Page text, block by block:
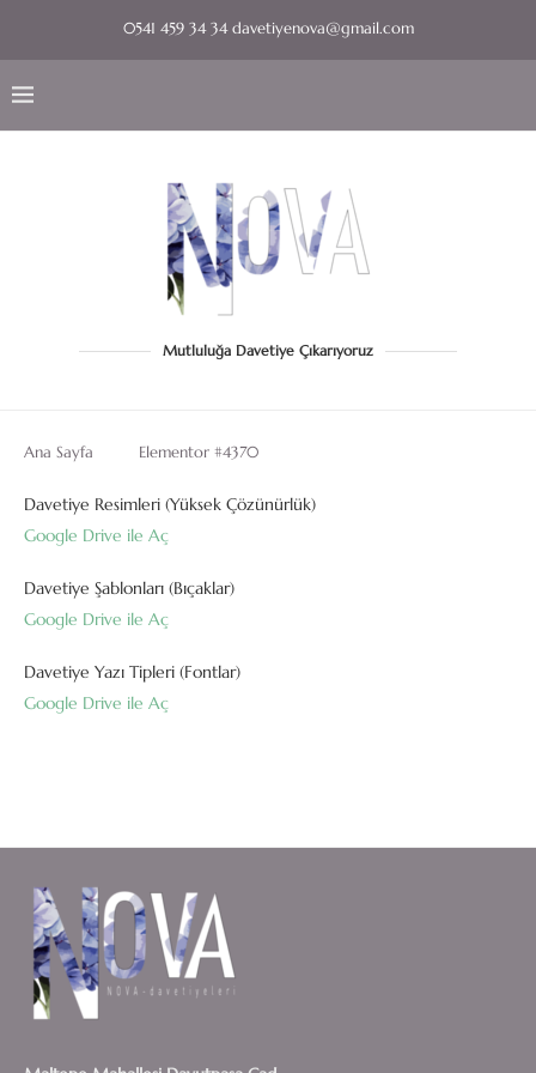
0541 459 34 34 davetiyenova@gmail.com
Mutluluğa Davetiye Çıkarıyoruz
Ana Sayfa Elementor #4370
Davetiye Resimleri (Yüksek Çözünürlük)
Google Drive ile Aç
Davetiye Şablonları (Bıçaklar)
Google Drive ile Aç
Davetiye Yazı Tipleri (Fontlar)
Google Drive ile Aç